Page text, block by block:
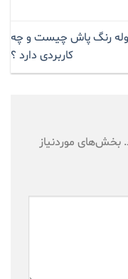
رنگ پاش چیست و چه
کاربردی دارد ؟
بخش‌های موردنیاز